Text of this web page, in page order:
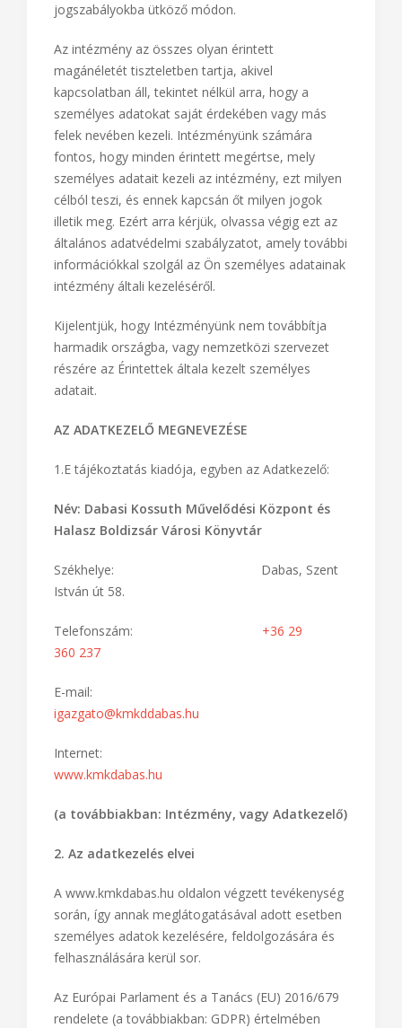
jogszabályokba ütköző módon.
Az intézmény az összes olyan érintett
magánéletét tiszteletben tartja, akivel
kapcsolatban áll, tekintet nélkül arra, hogy a
személyes adatokat saját érdekében vagy más
felek nevében kezeli. Intézményünk számára
fontos, hogy minden érintett megértse, mely
személyes adatait kezeli az intézmény, ezt milyen
célból teszi, és ennek kapcsán őt milyen jogok
illetik meg. Ezért arra kérjük, olvassa végig ezt az
általános adatvédelmi szabályzatot, amely további
információkkal szolgál az Ön személyes adatainak
intézmény általi kezeléséről.
Kijelentjük, hogy Intézményünk nem továbbítja
harmadik országba, vagy nemzetközi szervezet
részére az Érintettek általa kezelt személyes
adatait.
AZ ADATKEZELŐ MEGNEVEZÉSE
1.E tájékoztatás kiadója, egyben az Adatkezelő:
Név: Dabasi Kossuth Művelődési Központ és
Halasz Boldizsár Városi Könyvtár
Székhelye: Dabas, Szent
István út 58.
Telefonszám: +36 29
360 237
E-mail:
igazgato@kmkddabas.hu
Internet:
www.kmkdabas.hu
(a továbbiakban: Intézmény, vagy Adatkezelő)
2. Az adatkezelés elvei
A www.kmkdabas.hu oldalon végzett tevékenység
során, így annak meglátogatásával adott esetben
személyes adatok kezelésére, feldolgozására és
felhasználására kerül sor.
Az Európai Parlament és a Tanács (EU) 2016/679
rendelete (a továbbiakban: GDPR) értelmében